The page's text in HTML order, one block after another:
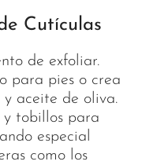
Cutículas
de exfoliar.
para pies o crea
y aceite de oliva.
y tobillos para
especial
como los